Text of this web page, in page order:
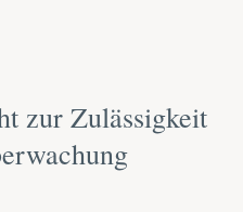
zur Zulässigkeit